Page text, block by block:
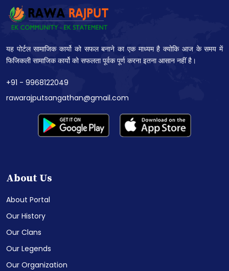
यह पोर्टल सामाजिक कार्यो को सफल बनाने का एक माध्यम है क्योकि आज के समय में
फिजिकली सामाजिक कार्यो को सफलता पूर्वक पूर्ण करना इतना आसान नहीं है।
+91 - 9968122049
rawarajputsangathan@gmail.com
About Us
About Portal
Our History
Our Clans
Our Legends
Our Organization